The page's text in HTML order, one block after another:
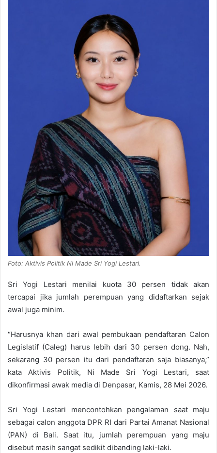
Foto: Aktivis Politik Ni Made Sri Yogi Lestari.
Sri Yogi Lestari menilai kuota 30 persen tidak akan
tercapai jika jumlah perempuan yang didaftarkan sejak
awal juga minim.
“Harusnya khan dari awal pembukaan pendaftaran Calon
Legislatif (Caleg) harus lebih dari 30 persen dong. Nah,
sekarang 30 persen itu dari pendaftaran saja biasanya,”
kata Aktivis Politik, Ni Made Sri Yogi Lestari, saat
dikonfirmasi awak media di Denpasar, Kamis, 28 Mei 2026.
Sri Yogi Lestari mencontohkan pengalaman saat maju
sebagai calon anggota DPR RI dari Partai Amanat Nasional
(PAN) di Bali. Saat itu, jumlah perempuan yang maju
disebut masih sangat sedikit dibanding laki-laki.